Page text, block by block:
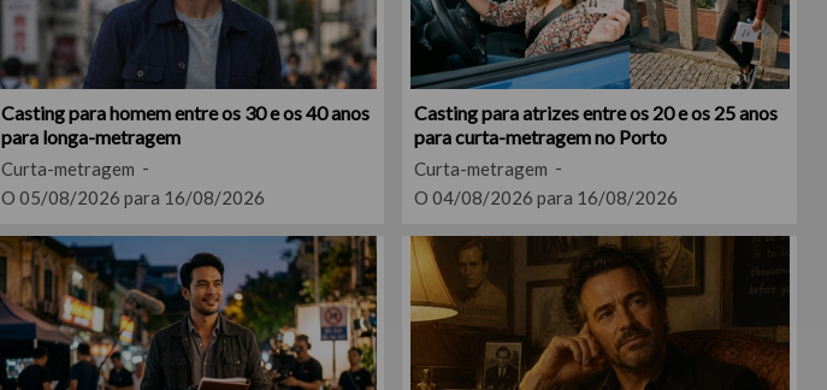
Casting para homem entre os 30 e os 40 anos
para longa-metragem
Curta-metragem
O 05/08/2026 para 16/08/2026
Casting para atrizes entre os 20 e os 25 anos
para curta-metragem no Porto
Curta-metragem
O 04/08/2026 para 16/08/2026